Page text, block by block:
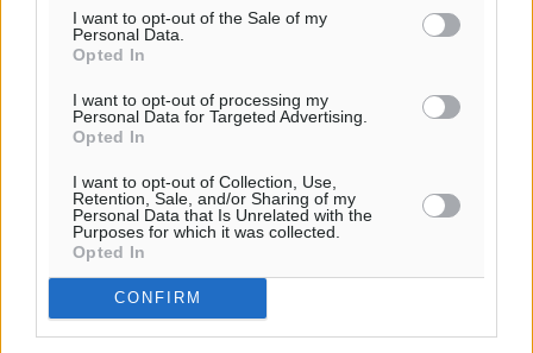
I want to opt-out of the Sale of my
Personal Data.
Opted In
I want to opt-out of processing my
Personal Data for Targeted Advertising.
Opted In
I want to opt-out of Collection, Use,
Retention, Sale, and/or Sharing of my
Personal Data that Is Unrelated with the
Purposes for which it was collected.
Opted In
CONFIRM
Ροή ειδήσεων
βρεφονηπιακού σταθμού στην Κάσο, ζητά ο Μάνος
Κόνσολας
Τοπικές Ειδήσεις
Κλειστή αύριο βράδυ η παραλιακή οδός στο λιμάνι της
Κω